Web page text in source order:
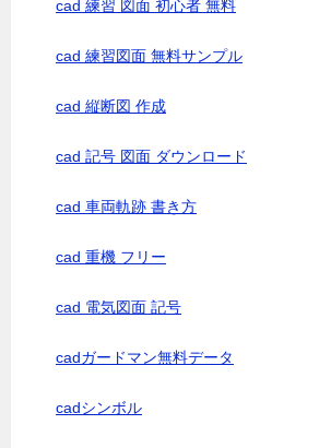
cad 練習 図面 初心者 無料
cad 練習図面 無料サンプル
cad 縦断図 作成
cad 記号 図面 ダウンロード
cad 車両軌跡 書き方
cad 重機 フリー
cad 電気図面 記号
cadガードマン無料データ
cadシンボル